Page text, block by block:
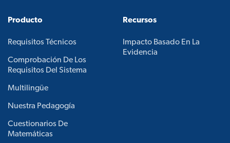
Producto
Requisitos Técnicos
Comprobación De Los
Requisitos Del Sistema
Multilingüe
Nuestra Pedagogía
Cuestionarios De
Matemáticas
Recursos
Impacto Basado En La
Evidencia